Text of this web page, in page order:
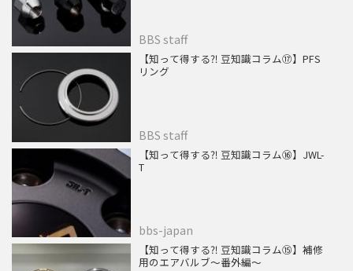
BBS staff
【知って得する⁈ 豆知識コラム⑰】PFS
リング
BBS staff
【知って得する⁈ 豆知識コラム⑯】JWL-
T
bbs-japan
【知って得する⁈ 豆知識コラム⑮】補修
用のエアバルブ～番外編～